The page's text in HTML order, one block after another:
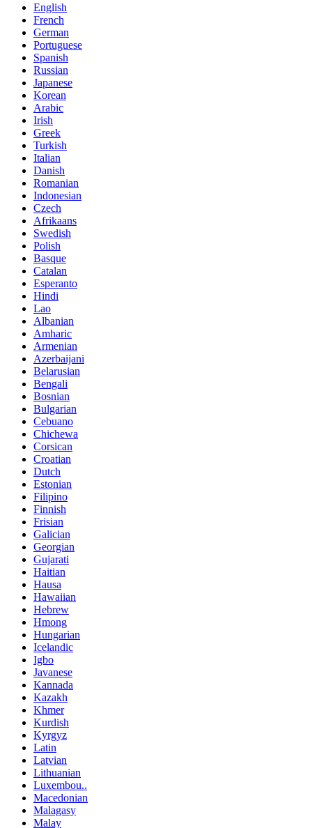
English
French
German
Portuguese
Spanish
Russian
Japanese
Korean
Arabic
Irish
Greek
Turkish
Italian
Danish
Romanian
Indonesian
Czech
Afrikaans
Swedish
Polish
Basque
Catalan
Esperanto
Hindi
Lao
Albanian
Amharic
Armenian
Azerbaijani
Belarusian
Bengali
Bosnian
Bulgarian
Cebuano
Chichewa
Corsican
Croatian
Dutch
Estonian
Filipino
Finnish
Frisian
Galician
Georgian
Gujarati
Haitian
Hausa
Hawaiian
Hebrew
Hmong
Hungarian
Icelandic
Igbo
Javanese
Kannada
Kazakh
Khmer
Kurdish
Kyrgyz
Latin
Latvian
Lithuanian
Luxembou..
Macedonian
Malagasy
Malay